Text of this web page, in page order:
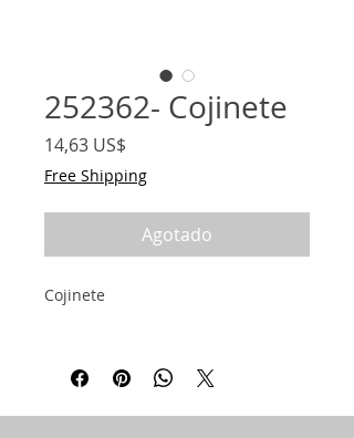
252362- Cojinete
14,63 US$
Free Shipping
Agotado
Cojinete